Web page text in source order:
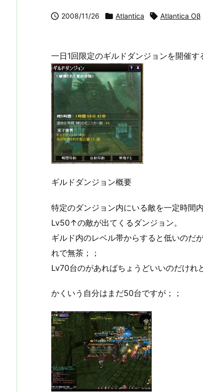
 2008/11/26  Atlantica  Atlantica Oβ
一日1回限定のギルドダンジョンを開催す
ギルドダンジョン概要
特定のダンジョン内にいる敵を一定時間
Lv50↑の敵が出てくるダンジョン。
ギルド内のレベル帯からすると低いのだ
れで無茶；；
Lv70台のがあればちょうどいいのだけれ
かくいう自分はまだ50台ですが；；